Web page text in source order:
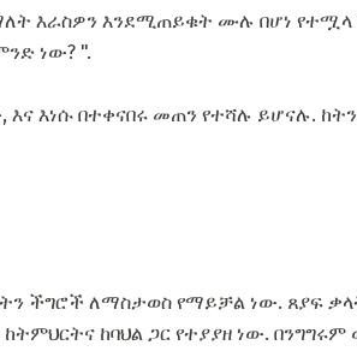
እራስዎን እንደሚጠይቁት ሙሉ በሆነ የተሟላ
ነው? ".
እነሱ በተቀናበሩ መጠን የተሻሉ ይሆናሉ.
ችግሮች ለማስታወስ የማይቻል ነው. ጸያፍ
ከባህል ጋር የተያያዘ ነው. በንግግሩም